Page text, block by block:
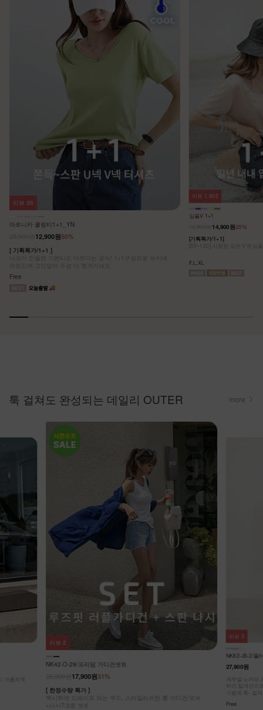
아르니카 쿨링티1+1_YN
50%
12,900원
[ 기획특가/1+1 ]
나크가 만들면 기본티도 다르다는 공식! 1+1구성으로 브이넥
라운드넥 고민없이 두장 다 챙겨가세요
Free
리뷰 36
심플V 1+1
25%
14,900원
[기획특가/1+1]
[55~120] 시원한 깊은 V넥 심
F,L,XL
리뷰 1,902
툭 걸쳐도 완성되는 데일리 OUTER more
NK62-JS-2/폴터 스텐드 데님 베스트_DY
캐주얼 노카라 라운드넥 디자인!
허리 절개선으로 부해 보임 없이 슬림한 실루엣!
가볍게 툭- 걸쳐도 룩에 포인트!
리뷰3
NK42-J-5/차이
25,900원
[ 한정수량 특
Free
리뷰 3